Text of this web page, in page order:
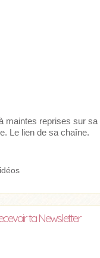
maintes reprises sur sa
Le lien de sa chaîne.
ta Newsletter